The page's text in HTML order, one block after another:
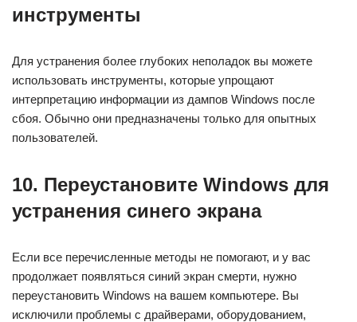
инструменты
Для устранения более глубоких неполадок вы можете
использовать инструменты, которые упрощают
интерпретацию информации из дампов Windows после
сбоя. Обычно они предназначены только для опытных
пользователей.
10. Переустановите Windows для
устранения синего экрана
Если все перечисленные методы не помогают, и у вас
продолжает появляться синий экран смерти, нужно
переустановить Windows на вашем компьютере. Вы
исключили проблемы с драйверами, оборудованием,